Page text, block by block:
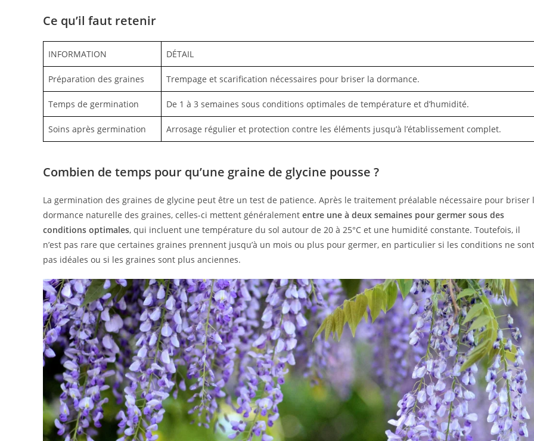
Ce qu’il faut retenir
INFORMATION DÉTAIL
Préparation des graines Trempage et scarification nécessaires pour briser la dormance.
Temps de germination De 1 à 3 semaines sous conditions optimales de température et d’humidité.
Soins après germination Arrosage régulier et protection contre les éléments jusqu’à l’établissement complet.
Combien de temps pour qu’une graine de glycine pousse ?
La germination des graines de glycine peut être un test de patience. Après le traitement préalable nécessaire pour briser
dormance naturelle des graines, celles-ci mettent généralement entre une à deux semaines pour germer sous des
conditions optimales, qui incluent une température du sol autour de 20 à 25°C et une humidité constante. Toutefois, il
n’est pas rare que certaines graines prennent jusqu’à un mois ou plus pour germer, en particulier si les conditions ne sont
pas idéales ou si les graines sont plus anciennes.